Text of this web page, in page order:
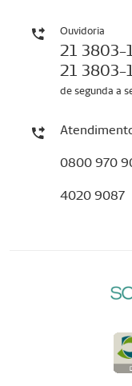
Ouvidoria
21 3803-
21 3803-
de segunda a
0800 970
4020 9087